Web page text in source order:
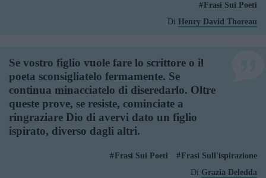
Frasi Sui Poeti
Di Henry David Thoreau
Se vostro figlio vuole fare lo scrittore o il
poeta sconsigliatelo fermamente. Se
continua minacciatelo di diseredarlo. Oltre
queste prove, se resiste, cominciate a
ringraziare Dio di avervi dato un figlio
ispirato, diverso dagli altri.
Frasi Sui Poeti
Frasi Sull'ispirazione
Di Grazia Deledda